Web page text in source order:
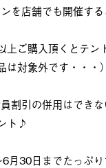
ンを店舗でも開催
上ご購入頂くとテ
対象外です・・・）
割引の併用はでき
ト♪
月30日までたっぷ